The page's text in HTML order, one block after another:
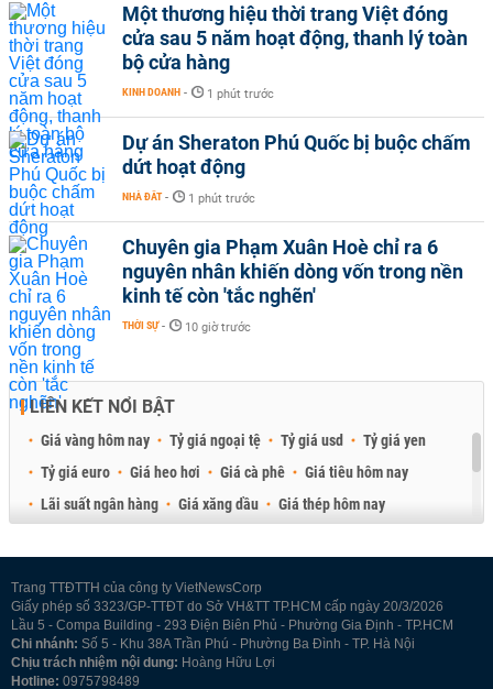
Một thương hiệu thời trang Việt đóng
cửa sau 5 năm hoạt động, thanh lý toàn
bộ cửa hàng
KINH DOANH - 1 phút trước
Dự án Sheraton Phú Quốc bị buộc chấm
dứt hoạt động
NHÀ ĐẤT - 1 phút trước
Chuyên gia Phạm Xuân Hoè chỉ ra 6
nguyên nhân khiến dòng vốn trong nền
kinh tế còn 'tắc nghẽn'
THỜI SỰ - 10 giờ trước
LIÊN KẾT NỔI BẬT
Giá vàng hôm nay Tỷ giá ngoại tệ Tỷ giá usd
Tỷ giá yen
Tỷ giá euro
Giá heo hơi Giá cà phê
Giá tiêu hôm nay
Lãi suất ngân hàng
Giá xăng dầu
Giá thép hôm nay
Trang TTĐTTH của công ty VietNewsCorp
Giấy phép số 3323/GP-TTĐT do Sở VH&TT TP.HCM cấp ngày 20/3/2026
Lầu 5 - Compa Building - 293 Điện Biên Phủ - Phường Gia Định - TP.HCM
Chi nhánh: Số 5 - Khu 38A Trần Phú - Phường Ba Đình - TP. Hà Nội
Chịu trách nhiệm nội dung: Hoàng Hữu Lợi
Hotline: 0975798489